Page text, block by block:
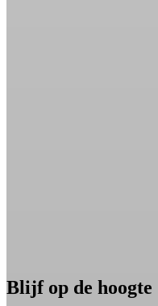
Blijf op de hoogte